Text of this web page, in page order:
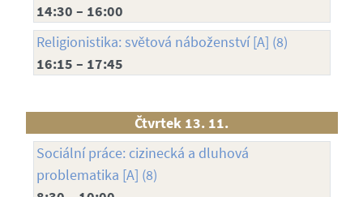
14:30 – 16:00
Religionistika: světová náboženství [A] (8)
16:15 – 17:45
Čtvrtek 13. 11.
Sociální práce: cizinecká a dluhová
problematika [A] (8)